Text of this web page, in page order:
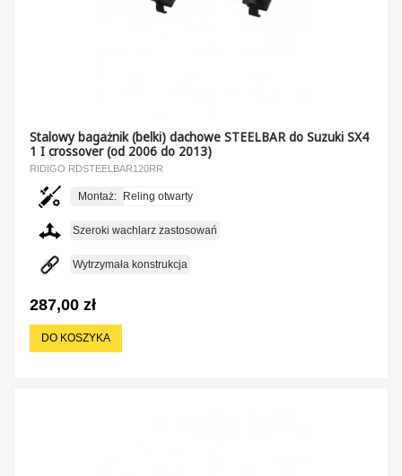
Stalowy bagażnik (belki) dachowe STEELBAR do Suzuki SX4
1 I crossover (od 2006 do 2013)
RIDIGO RDSTEELBAR120RR
Montaż: Reling otwarty
Szeroki wachlarz zastosowań
Wytrzymała konstrukcja
287,00 zł
DO KOSZYKA